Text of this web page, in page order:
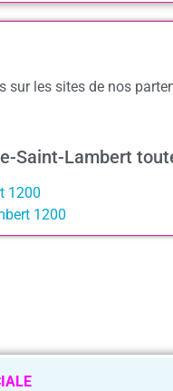
sur les sites de nos
Saint-Lambert
1200
1200